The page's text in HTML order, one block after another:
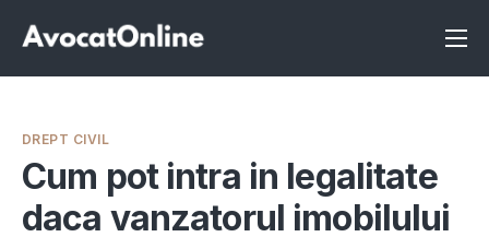
Înscrie-te ca avocat
Servicii
Despre noi
DREPT CIVIL
Cum pot intra in legalitate
daca vanzatorul imobilului